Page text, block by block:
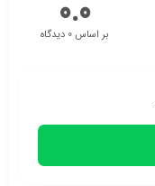
0.0بر اساس 0 دیدگاه